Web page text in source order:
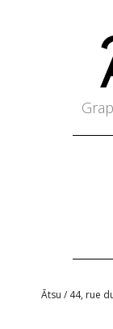
Ātsu / 44, rue